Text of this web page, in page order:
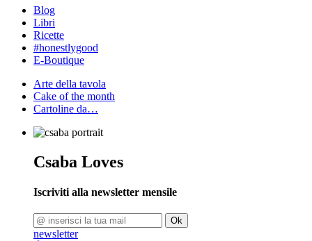
Blog
Libri
Ricette
#honestlygood
E-Boutique
Arte della tavola
Cake of the month
Cartoline da…
Csaba Loves
Iscriviti alla newsletter mensile
Ok
newsletter